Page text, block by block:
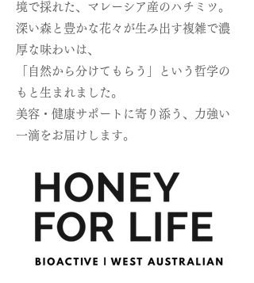
境で採れた、マレーシア産のハチミツ。
深い森と豊かな花々が生み出す複雑で濃
厚な味わいは、
「自然から分けてもらう」という哲学の
もと生まれました。
美容・健康サポートに寄り添う、力強い
一滴をお届けします。